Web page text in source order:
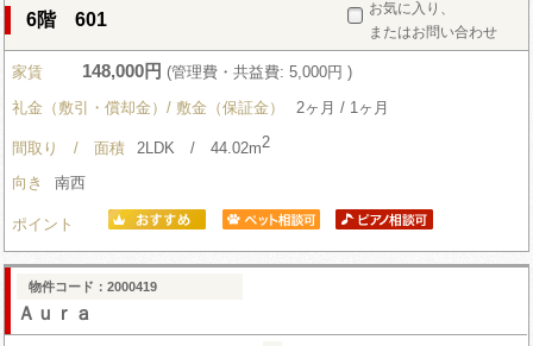
お気に入り、
またはお問い合わせ
6階 601
家賃 148,000円 (管理費・共益費: 5,000円 )
礼金（敷引・償却金）/ 敷金（保証金）
2ヶ月 / 1ヶ月
間取り / 面積 2LDK / 44.02m2
向き 南西
ポイント
物件コード：2000419
Ａｕｒａ